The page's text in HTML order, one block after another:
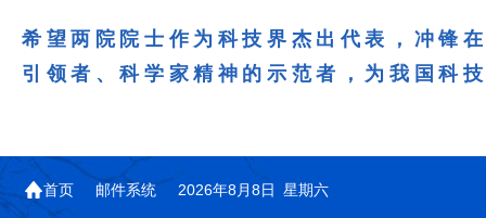
希望两院院士作为科技界杰出代表，冲锋
引领者、科学家精神的示范者，为我国科
首页 邮件系统 2026年8月8日 星期六